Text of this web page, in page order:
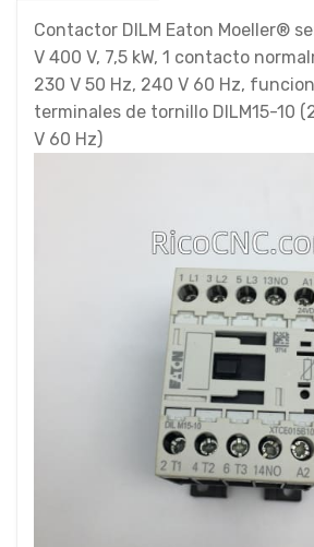
Contactor DILM Eaton Moeller®
V 400 V, 7,5 kW, 1 contacto
230 V 50 Hz, 240 V 60 Hz,
terminales de tornillo DILM15-10
V 60 Hz)